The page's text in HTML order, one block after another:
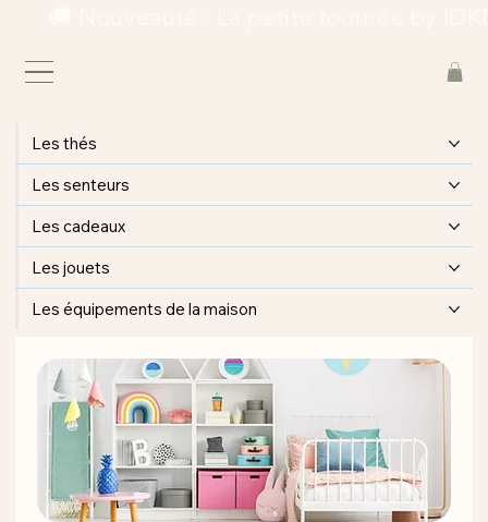
Les thés
Les senteurs
Les cadeaux
Les jouets
Les équipements de la maison